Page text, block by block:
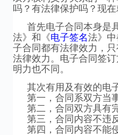
吗？有法律保护吗？现在
首先电子合同本身是
法》和《电子签名法》
子合同都有法律效力，
法律效力。电子合同签
明力也不同。
其次有用及有效的电
第一，合同系双方当
第二，合同双方具有
第三，合同内容不违
第四，合同内容不能